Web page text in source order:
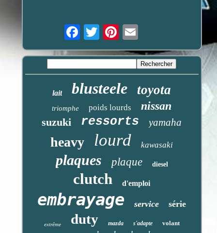
Email
lait blusteele toyota
triomphe poids lourds nissan
suzuki ressorts yamaha
heavy lourd kawasaki
plaques plaque diesel
clutch d'emploi
embrayage service série
extrême duty mazda s'adapte volant